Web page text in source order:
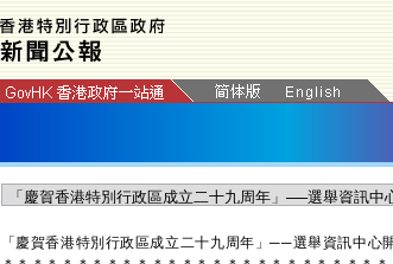
「慶賀香港特別行政區成立二十九周年」──選舉資訊中心